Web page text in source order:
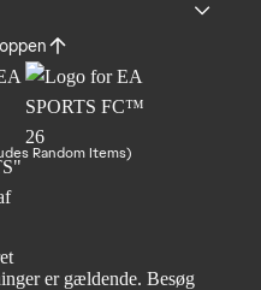
Random Items)
er gældende. Besøg